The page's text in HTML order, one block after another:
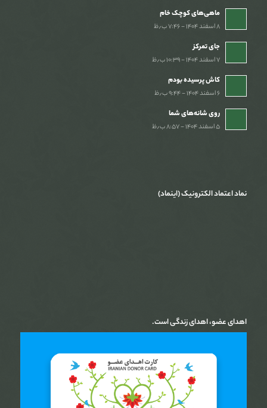
ماهی‌های کوچک خام
۸ اسفند ۱۴۰۴ - ۷:۴۶ ب٫ظ
جای تمرکز
۷ اسفند ۱۴۰۴ - ۱۰:۳۹ ب٫ظ
کاش پرسیده بودم
۶ اسفند ۱۴۰۴ - ۹:۴۴ ب٫ظ
روی شانه‌های شما
۵ اسفند ۱۴۰۴ - ۸:۵۷ ب٫ظ
نماد اعتماد الکترونیک (اینماد)
اهدای عضو، اهدای زندگی است.